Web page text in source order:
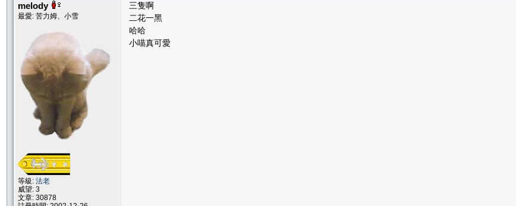
melody
最愛: 苦力姆、小雪
等級: 法老
威望: 3
文章: 30878
三隻啊
二花一黑
哈哈
小喵真可愛